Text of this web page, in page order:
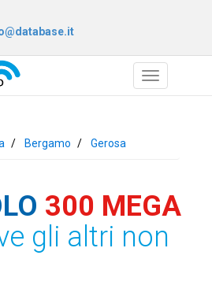
Bergamo Gerosa
300 MEGA
gli altri non